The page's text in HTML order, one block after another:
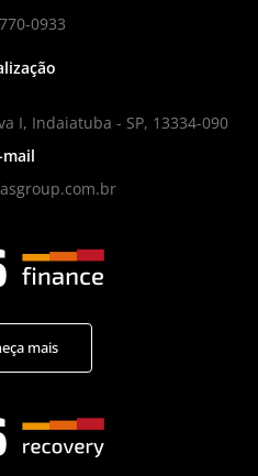
0933
I, Indaiatuba - SP, 13334-090
mail
mais